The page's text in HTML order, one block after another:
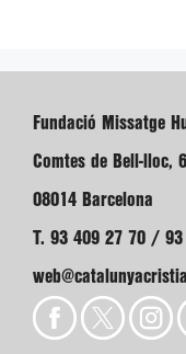
Fundació Missatge
Comtes de Bell-lloc,
08014 Barcelona
T. 93 409 27 70 / 93